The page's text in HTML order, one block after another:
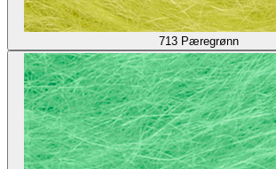
713 Pæregrønn